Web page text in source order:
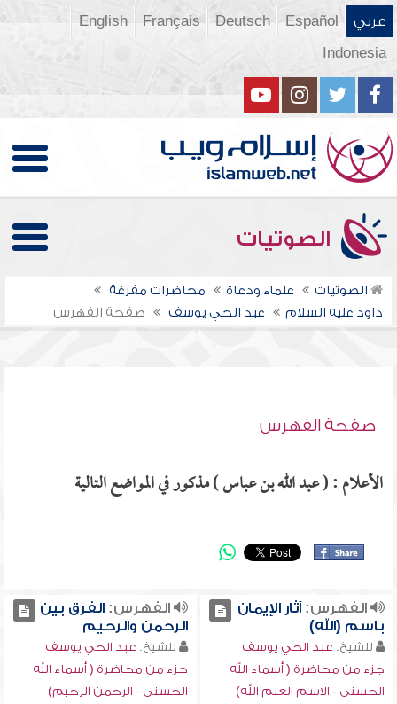
عربي Español
Deutsch
Français
English
Indonesia
الصوتيات
الصوتيات علماء ودعاة
محاضرات مفرغة
داود عليه السلام
عبد الحي يوسف صفحة الفهرس
صفحة الفهرس
الأعلام : ( عبد الله بن عباس ) مذكور في المواضع التالية
الفهرس:آثار الإيمان
باسم (الله)
للشيخ: عبد الحي يوسف
جزء من محاضرة ( أسماء الله
الحسنى - الاسم العلم الله)
الفهرس:الفرق بين
الرحمن والرحيم
للشيخ: عبد الحي يوسف
جزء من محاضرة ( أسماء الله
الحسنى - الرحمن الرحيم)